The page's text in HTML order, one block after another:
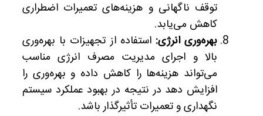
توقف ناگهانی و هزینه‌های تعمیرات اضطراری
کاهش می‌یابد.
بهره‌وری انرژی: استفاده از تجهیزات با بهره‌وری
بالا و اجرای مدیریت مصرف انرژی مناسب
می‌تواند هزینه‌ها را کاهش داده و بهره‌وری را
افزایش دهد در نتیجه در بهبود عملکرد سیستم
نگهداری و تعمیرات تأثیرگذار باشد.